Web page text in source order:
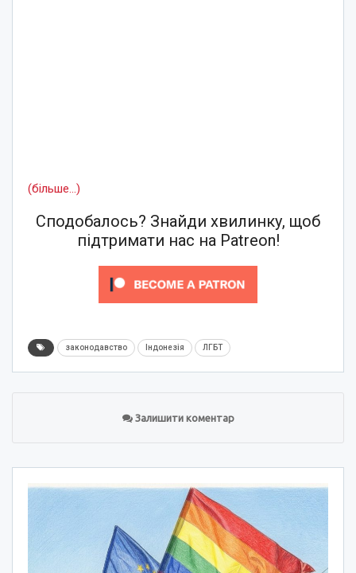
(більше…)
Сподобалось? Знайди хвилинку, щоб
підтримати нас на Patreon!
законодавство Індонезія ЛГБТ
Залишити коментар